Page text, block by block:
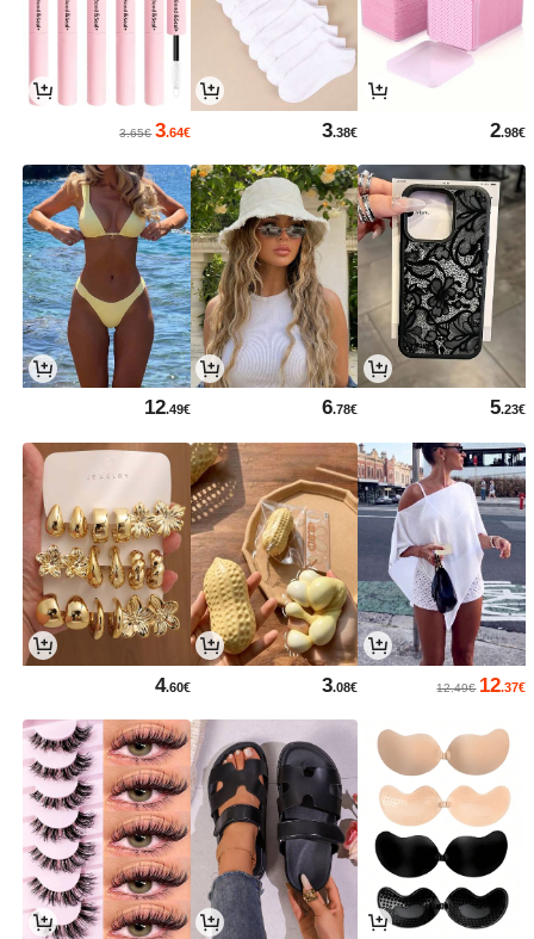
2.98€
3.38€
3.64€
3.65€
5.23€
6.78€
12.49€
12.37€
12.49€
3.08€
4.60€